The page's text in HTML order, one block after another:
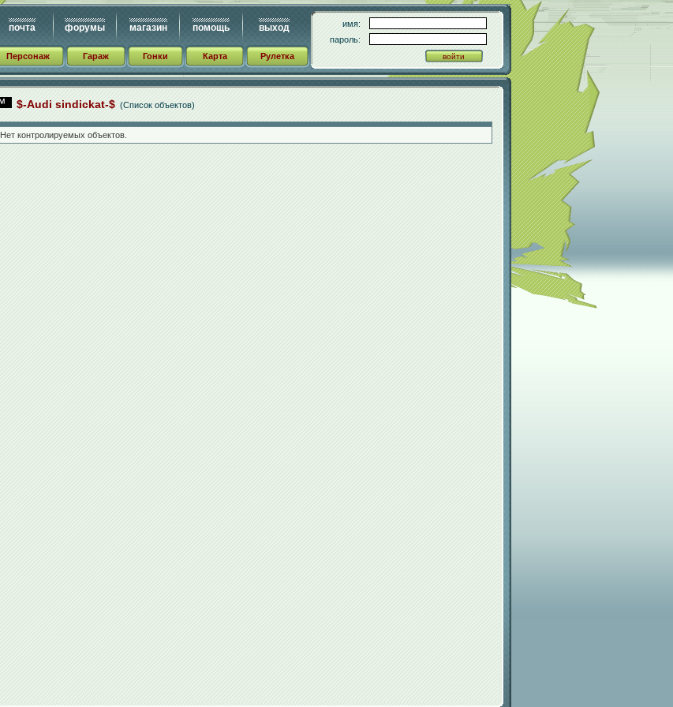
почта форумы магазин помощь выход
имя:
пароль:
Персонаж
Гараж Гонки Карта Рулетка
$-Audi sindickat-$ (Список объектов)
Нет контролируемых объектов.